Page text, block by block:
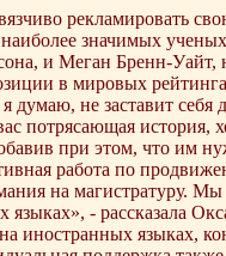
рекламировать
значимых
и Меган Бренн-Уайт,
в мировых
я думаю, не заставит
потрясающая история,
при этом, что им
работа по
на магистратуру.
‑ рассказала
иностранных языках,